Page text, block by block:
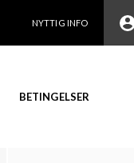
NYTTIG INFO
BETINGELSER